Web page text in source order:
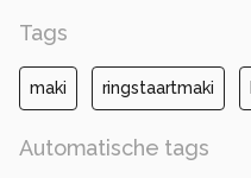
Tags
maki ringstaartmaki
Automatische tags